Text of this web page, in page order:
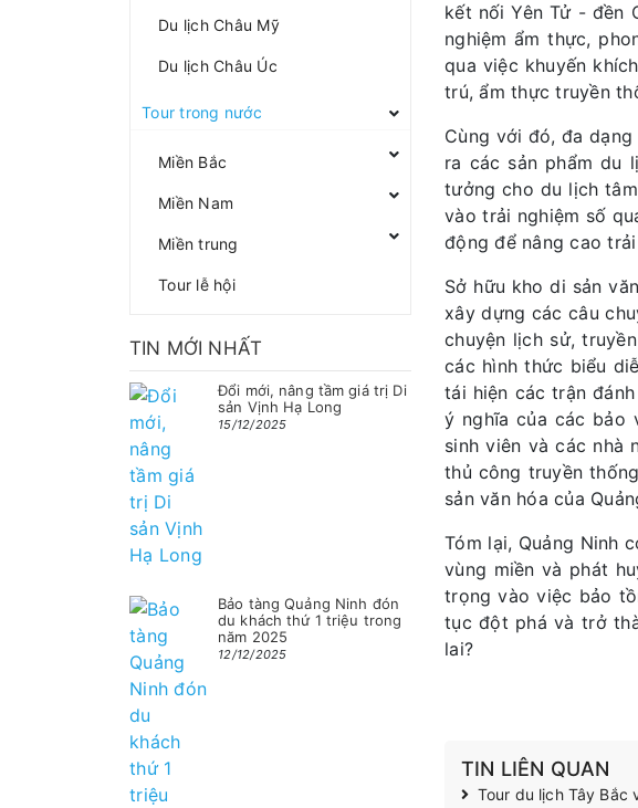
Du lịch Châu Mỹ
Du lịch Châu Úc
Tour trong nước
Miền Bắc
Miền Nam
Miền trung
Tour lễ hội
TIN MỚI NHẤT
Đổi mới, nâng tầm giá trị Di
sản Vịnh Hạ Long
15/12/2025
Bảo tàng Quảng Ninh đón
du khách thứ 1 triệu trong
năm 2025
12/12/2025
kết nối Yên Tử - đền
nghiệm ẩm thực,
qua việc khuyến
trú, ẩm thực truyền
Cùng với đó, đa
ra các sản phẩm du
tưởng cho du lịch
vào trải nghiệm số
động để nâng cao
Sở hữu kho di sản
xây dựng các câu
chuyện lịch sử,
các hình thức biểu
tái hiện các trận
ý nghĩa của các bảo
sinh viên và các nhà
thủ công truyền
sản văn hóa của
Tóm lại, Quảng Ninh
vùng miền và phát
trọng vào việc bảo
tục đột phá và trở
lai?
TIN LIÊN QUAN
Tour du lịch Tây Bắc